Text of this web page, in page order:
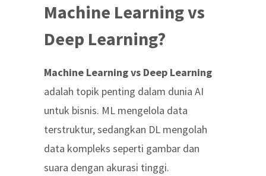
Machine Learning vs
Deep Learning?
Machine Learning vs Deep Learning
adalah topik penting dalam dunia AI
untuk bisnis. ML mengelola data
terstruktur, sedangkan DL mengolah
data kompleks seperti gambar dan
suara dengan akurasi tinggi.